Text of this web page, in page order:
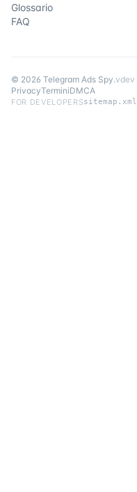
Glossario
FAQ
© 2026 Telegram Ads Spy.vdev
PrivacyTerminiDMCA
FOR DEVELOPERSsitemap.xml